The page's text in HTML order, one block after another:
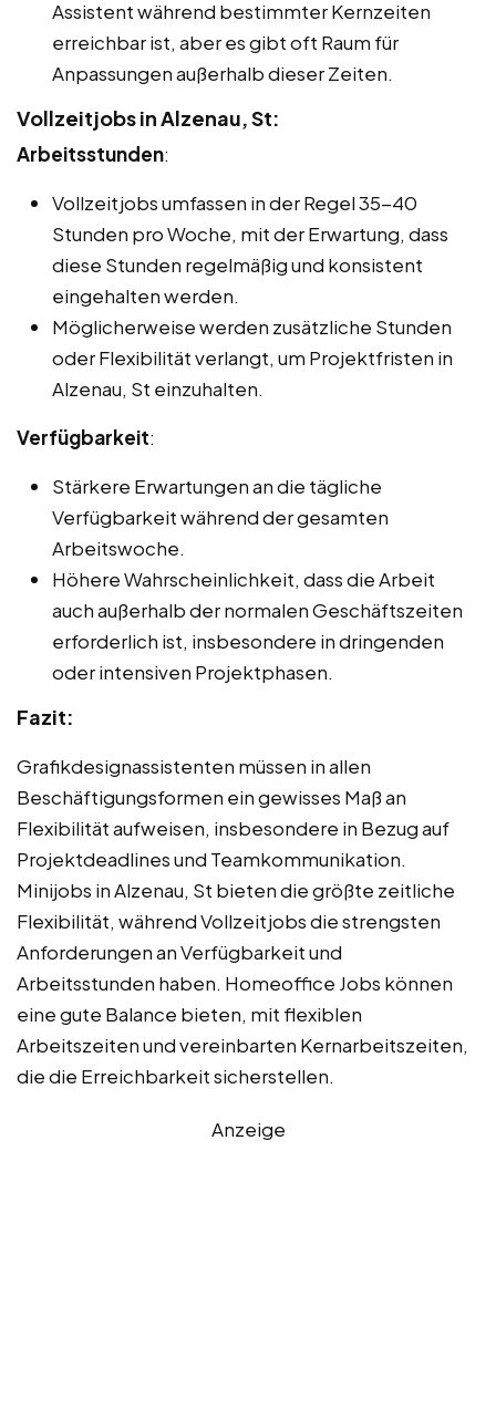
Assistent während bestimmter Kernzeiten
erreichbar ist, aber es gibt oft Raum für
Anpassungen außerhalb dieser Zeiten.
Vollzeitjobs in Alzenau, St:
Arbeitsstunden:
Vollzeitjobs umfassen in der Regel 35-40
Stunden pro Woche, mit der Erwartung, dass
diese Stunden regelmäßig und konsistent
eingehalten werden.
Möglicherweise werden zusätzliche Stunden
oder Flexibilität verlangt, um Projektfristen in
Alzenau, St einzuhalten.
Verfügbarkeit:
Stärkere Erwartungen an die tägliche
Verfügbarkeit während der gesamten
Arbeitswoche.
Höhere Wahrscheinlichkeit, dass die Arbeit
auch außerhalb der normalen Geschäftszeiten
erforderlich ist, insbesondere in dringenden
oder intensiven Projektphasen.
Fazit:
Grafikdesignassistenten müssen in allen
Beschäftigungsformen ein gewisses Maß an
Flexibilität aufweisen, insbesondere in Bezug auf
Projektdeadlines und Teamkommunikation.
Minijobs in Alzenau, St bieten die größte zeitliche
Flexibilität, während Vollzeitjobs die strengsten
Anforderungen an Verfügbarkeit und
Arbeitsstunden haben. Homeoffice Jobs können
eine gute Balance bieten, mit flexiblen
Arbeitszeiten und vereinbarten Kernarbeitszeiten,
die die Erreichbarkeit sicherstellen.
Anzeige